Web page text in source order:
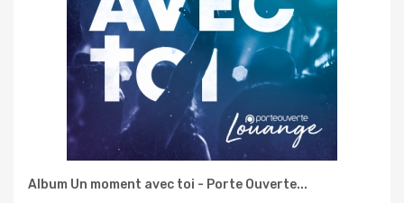
Album Un moment avec toi - Porte Ouverte...